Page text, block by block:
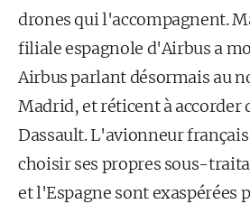
drones qui l'ac­compagnent.
filiale espagnole d'Airbus a
Airbus parlant désormais au
Madrid, et réticent à accorder
Dassault. L'avionneur
choisir ses propres sous-
et l'Es­pagne sont exaspérées